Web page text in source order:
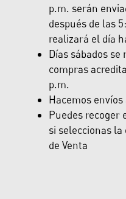
p.m. serán
después de las
realizará el día
Días sábados
compras
p.m.
Hacemos
Puedes recoger
si seleccionas
de Venta